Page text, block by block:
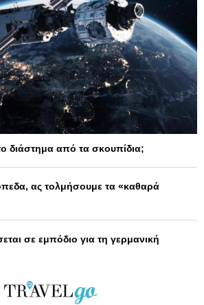
διάστημα από τα σκουπίδια;
ας τολμήσουμε τα «καθαρά
σε εμπόδιο για τη γερμανική